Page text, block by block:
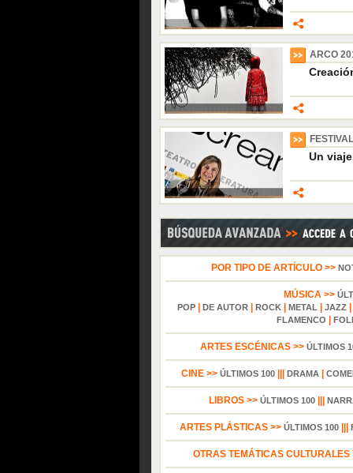
ARCO
Un
POR TIPO DE ARTÍCULO >>
MÚSICA >>
POP| DE AUTOR| ROCK| METAL| JAZZ|
FLAMENCO
ARTES ESCÉNICAS >> ÚLTIMOS
CINE >> ÚLTIMOS 100 DRAMA
LIBROS >> ÚLTIMOS 100
ARTES PLÁSTICAS >> ÚLTIMOS 100
OTRAS TEMÁTICAS CULTURALES